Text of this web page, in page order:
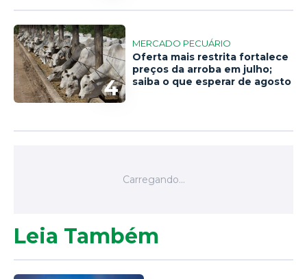
4
MERCADO PECUÁRIO
Oferta mais restrita fortalece
preços da arroba em julho;
saiba o que esperar de agosto
Leia Também